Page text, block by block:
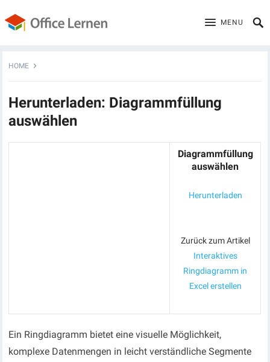
MENU
HOME
Herunterladen: Diagrammfüllung
auswählen
Diagrammfüllung
auswählen
Herunterladen
Zurück zum Artikel
Interaktives
Ringdiagramm in
Excel erstellen
Ein Ringdiagramm bietet eine visuelle Möglichkeit,
komplexe Datenmengen in leicht verständliche Segmente